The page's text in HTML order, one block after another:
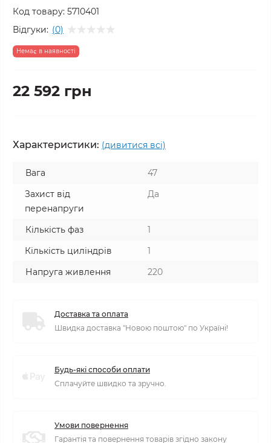
Код товару: 5710401
Відгуки: (0)
Немає в наявності
22 592 грн
Характеристики: (дивитися всі)
Вага
47
Захист від
перенапруги
Да
Кількість фаз
1
Кількість циліндрів
1
Напруга живлення
220
Доставка та оплата
Швидка доставка "Новою поштою" по Україні!
Будь-які способи оплати
Сплачуйте швидко та зручно.
Умови повернення
Гарантія та повернення товарів згідно закону